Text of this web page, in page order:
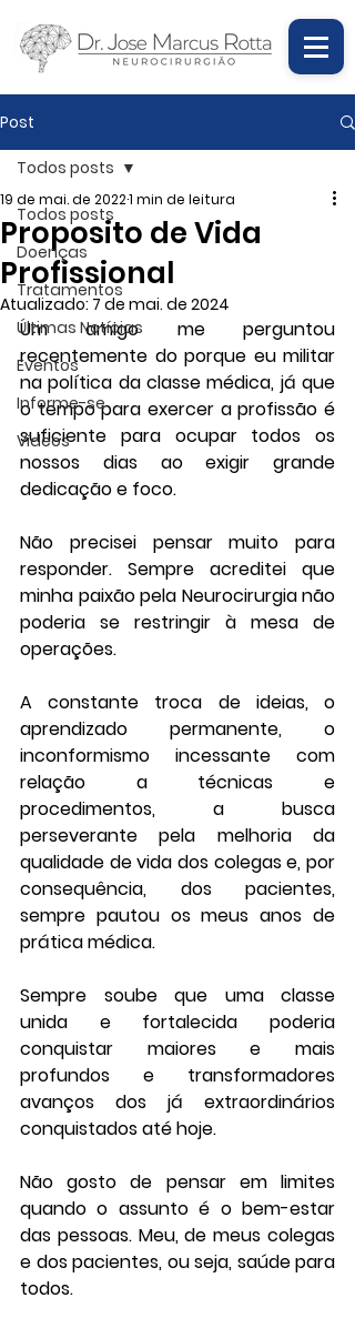
Post
Todos posts
Doenças
Tratamentos
Últimas Notícias
Eventos
Informe-se
Vídeos
Todos posts
Proposito de Vida
Profissional
19 de mai. de 20221 min de leitura
Atualizado: 7 de mai. de 2024
Um amigo me perguntou
recentemente do porque eu militar
na política da classe médica, já que
o tempo para exercer a profissão é
suficiente para ocupar todos os
nossos dias ao exigir grande
dedicação e foco.
Não precisei pensar muito para
responder. Sempre acreditei que
minha paixão pela Neurocirurgia não
poderia se restringir à mesa de
operações.
A constante troca de ideias, o
aprendizado permanente, o
inconformismo incessante com
relação a técnicas e
procedimentos, a busca
perseverante pela melhoria da
qualidade de vida dos colegas e, por
consequência, dos pacientes,
sempre pautou os meus anos de
prática médica.
Sempre soube que uma classe
unida e fortalecida poderia
conquistar maiores e mais
profundos e transformadores
avanços dos já extraordinários
Não gosto de pensar em limites
quando o assunto é o bem-estar
das pessoas. Meu, de meus colegas
e dos pacientes, ou seja, saúde para
todos.